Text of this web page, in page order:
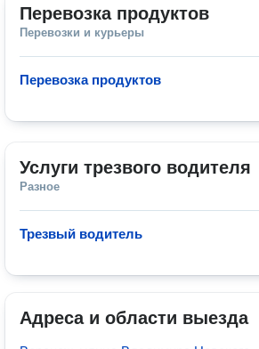
Перевозка продуктов
Перевозки и курьеры
Перевозка продуктов
Услуги трезвого водителя
Разное
Трезвый водитель
Адреса и области выезда